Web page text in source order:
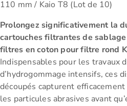
110 mm / Kaio T8 (Lot de 10)
Prolongez significativement la
cartouches filtrantes de
filtres en coton pour filtre rond
Indispensables pour les travaux
d’hydrogommage intensifs, ces
découpés capturent
les particules abrasives avant